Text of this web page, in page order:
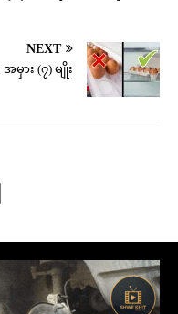
NEXT
ား (၇) မျိုး